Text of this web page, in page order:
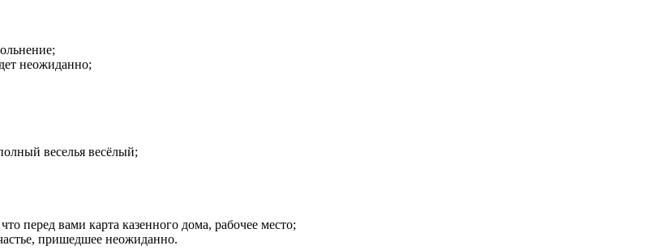
неожиданно;
веселья весёлый;
перед вами карта казенного дома, рабочее место;
пришедшее неожиданно.